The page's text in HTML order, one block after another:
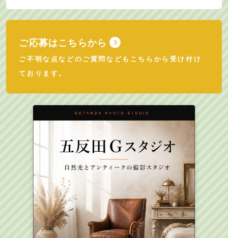
ご応募はこちらから
ご不明な点などのご質問などもこちらから受け付け
ております。